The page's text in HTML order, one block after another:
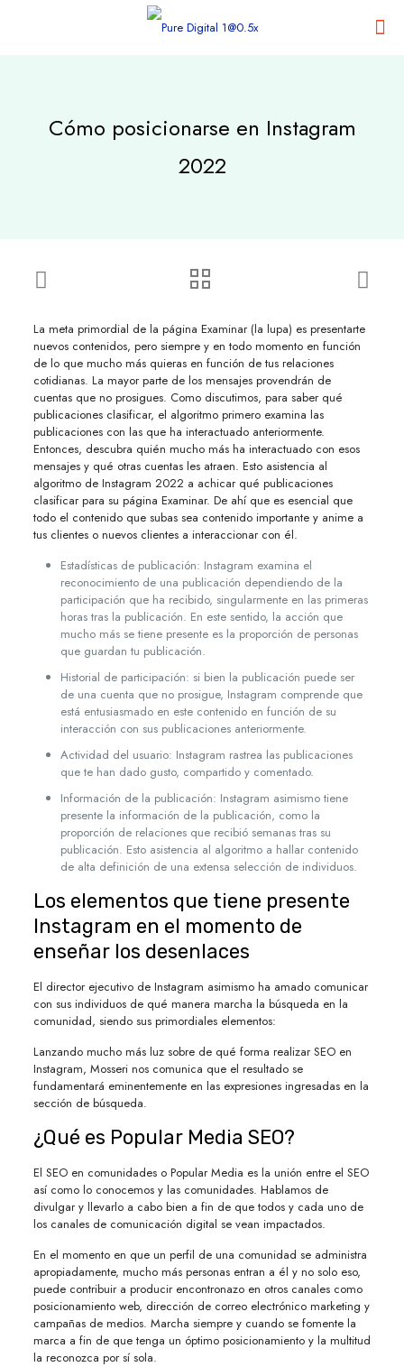
Cómo posicionarse en Instagram
2022
La meta primordial de la página Examinar (la lupa) es presentarte
nuevos contenidos, pero siempre y en todo momento en función
de lo que mucho más quieras en función de tus relaciones
cotidianas. La mayor parte de los mensajes provendrán de
cuentas que no prosigues. Como discutimos, para saber qué
publicaciones clasificar, el algoritmo primero examina las
publicaciones con las que ha interactuado anteriormente.
Entonces, descubra quién mucho más ha interactuado con esos
mensajes y qué otras cuentas les atraen. Esto asistencia al
algoritmo de Instagram 2022 a achicar qué publicaciones
clasificar para su página Examinar. De ahí que es esencial que
todo el contenido que subas sea contenido importante y anime a
tus clientes o nuevos clientes a interaccionar con él.
Estadísticas de publicación: Instagram examina el
reconocimiento de una publicación dependiendo de la
participación que ha recibido, singularmente en las primeras
horas tras la publicación. En este sentido, la acción que
mucho más se tiene presente es la proporción de personas
que guardan tu publicación.
Historial de participación: si bien la publicación puede ser
de una cuenta que no prosigue, Instagram comprende que
está entusiasmado en este contenido en función de su
interacción con sus publicaciones anteriormente.
Actividad del usuario: Instagram rastrea las publicaciones
que te han dado gusto, compartido y comentado.
Información de la publicación: Instagram asimismo tiene
presente la información de la publicación, como la
proporción de relaciones que recibió semanas tras su
publicación. Esto asistencia al algoritmo a hallar contenido
de alta definición de una extensa selección de individuos.
Los elementos que tiene presente
Instagram en el momento de
enseñar los desenlaces
El director ejecutivo de Instagram asimismo ha amado comunicar
con sus individuos de qué manera marcha la búsqueda en la
comunidad, siendo sus primordiales elementos:
Lanzando mucho más luz sobre de qué forma realizar SEO en
Instagram, Mosseri nos comunica que el resultado se
fundamentará eminentemente en las expresiones ingresadas en la
sección de búsqueda.
¿Qué es Popular Media SEO?
El SEO en comunidades o Popular Media es la unión entre el SEO
así como lo conocemos y las comunidades. Hablamos de
divulgar y llevarlo a cabo bien a fin de que todos y cada uno de
los canales de comunicación digital se vean impactados.
En el momento en que un perfil de una comunidad se administra
apropiadamente, mucho más personas entran a él y no solo eso,
puede contribuir a producir encontronazo en otros canales como
posicionamiento web, dirección de correo electrónico marketing y
campañas de medios. Marcha siempre y cuando se fomente la
marca a fin de que tenga un óptimo posicionamiento y la multitud
la reconozca por sí sola.